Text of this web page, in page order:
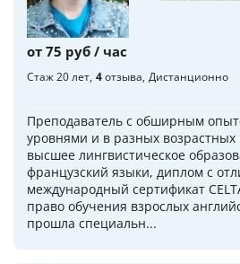
от 75 руб / час
Стаж 20 лет 4отзыва Дистанционно
Преподаватель с обширным
уровнями и в разных
высшее лингвистическое
французский языки, диплом с
международный сертификат
право обучения взрослых
прошла специальн...